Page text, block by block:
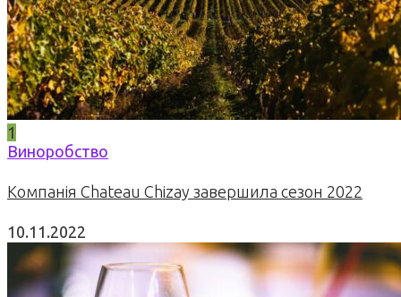
1
Виноробство
Компанія Chateau Chizay завершила сезон 2022
10.11.2022